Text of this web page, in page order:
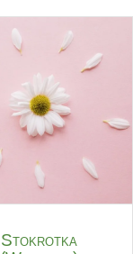
Stokrotka